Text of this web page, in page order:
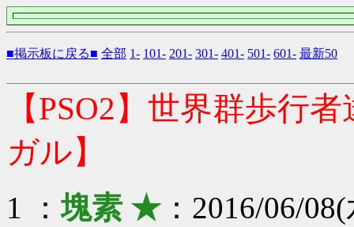
■掲示板に戻る■ 全部 1- 101- 201- 301- 401- 501- 601- 最新50
【PSO2】世界群歩行
ガル】
1 ：塊素 ★：2016/06/